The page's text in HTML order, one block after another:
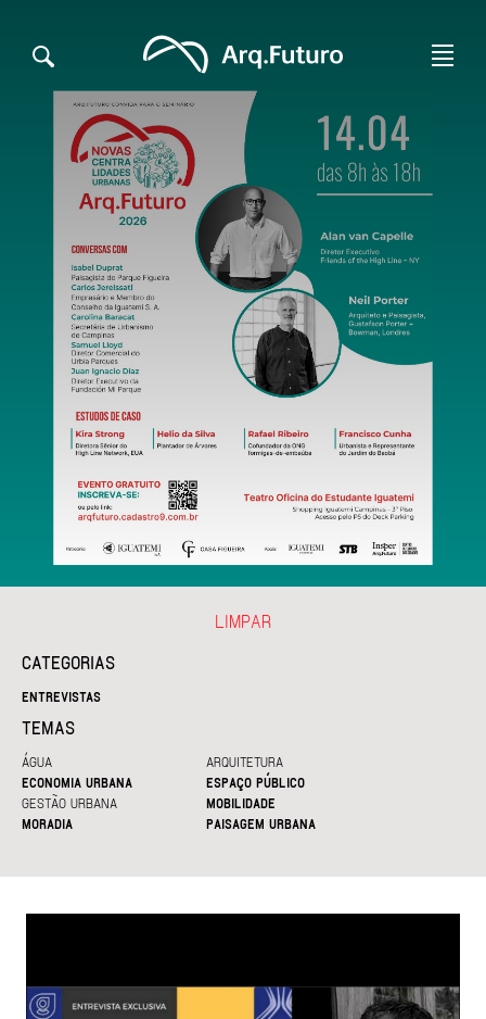
CATEGORIAS
ENTREVISTAS
TEMAS
ÁGUA
ARQUITETURA
ECONOMIA URBANA
ESPAÇO PÚBLICO
GESTÃO URBANA
MOBILIDADE
MORADIA
PAISAGEM URBANA
LIMPAR